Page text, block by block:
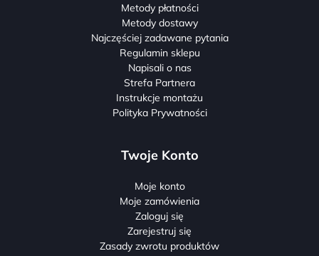
Metody płatności
Metody dostawy
Najczęściej zadawane pytania
Regulamin sklepu
Napisali o nas
Strefa Partnera
Instrukcje montażu
Polityka Prywatności
Twoje Konto
Moje konto
Moje zamówienia
Zaloguj się
Zarejestruj się
Zasady zwrotu produktów